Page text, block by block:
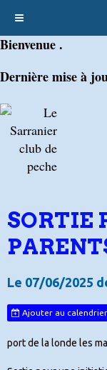
Bienvenue .
Dernière mise à
SORTIE
Le 07/06/2025
Ajouter au calendrier
port de la londe les